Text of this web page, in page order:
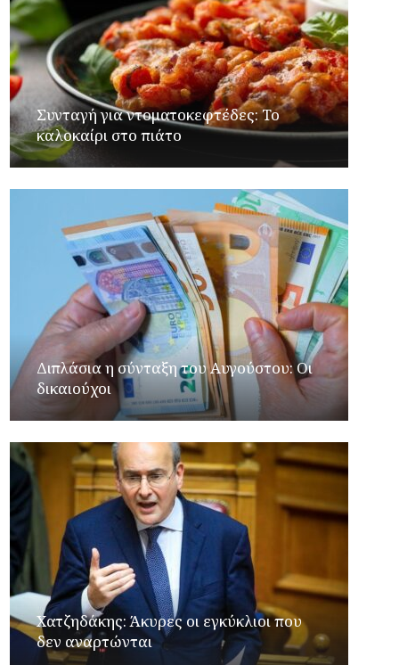
Συνταγή για ντοματοκεφτέδες: Το
καλοκαίρι στο πιάτο
Διπλάσια η σύνταξη του Αυγούστου: Οι
δικαιούχοι
Xατζηδάκης: Άκυρες οι εγκύκλιοι που
δεν αναρτώνται